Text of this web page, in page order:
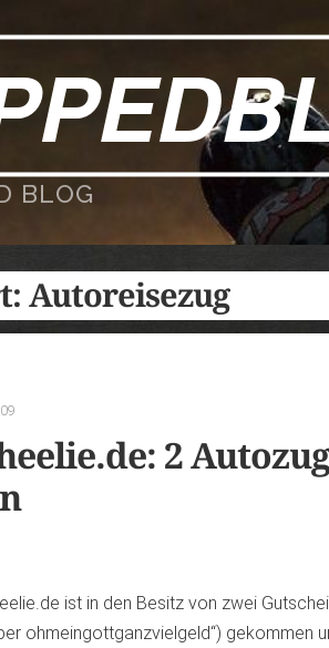
BLOG
Autoreisezug
2
ist in den Besitz von zwei
ohmeingottganzvielgeld“) gekommen